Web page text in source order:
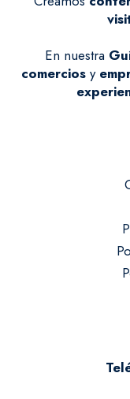
En nuestra
comercios y